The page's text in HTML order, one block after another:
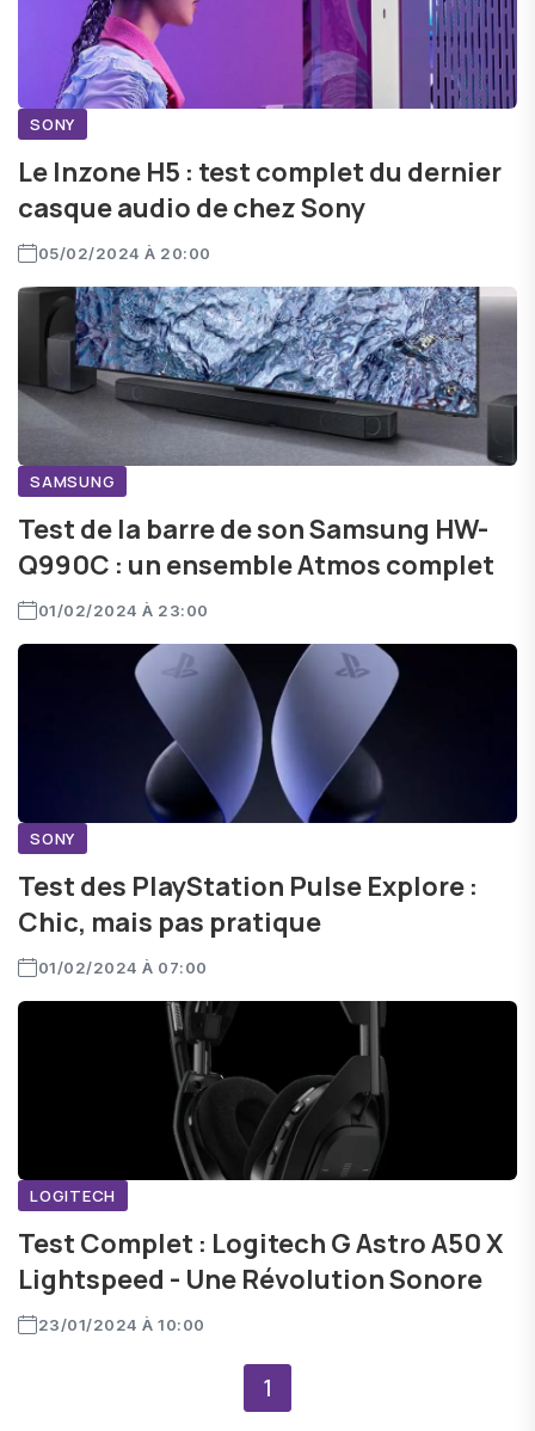
SONY
Le Inzone H5 : test complet du dernier
casque audio de chez Sony
05/02/2024 À 20:00
SAMSUNG
Test de la barre de son Samsung HW-
Q990C : un ensemble Atmos complet
01/02/2024 À 23:00
SONY
Test des PlayStation Pulse Explore :
Chic, mais pas pratique
01/02/2024 À 07:00
LOGITECH
Test Complet : Logitech G Astro A50 X
Lightspeed - Une Révolution Sonore
23/01/2024 À 10:00
1